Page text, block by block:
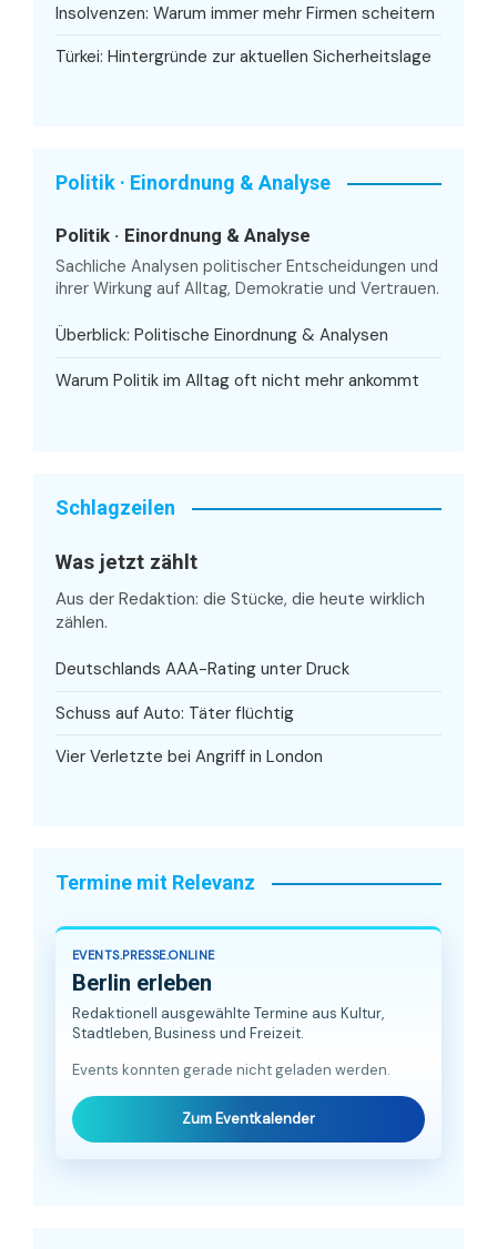
Insolvenzen: Warum immer mehr Firmen scheitern
Türkei: Hintergründe zur aktuellen Sicherheitslage
Politik · Einordnung & Analyse
Politik · Einordnung & Analyse
Sachliche Analysen politischer Entscheidungen und
ihrer Wirkung auf Alltag, Demokratie und Vertrauen.
Überblick: Politische Einordnung & Analysen
Warum Politik im Alltag oft nicht mehr ankommt
Schlagzeilen
Was jetzt zählt
Aus der Redaktion: die Stücke, die heute wirklich
zählen.
Deutschlands AAA-Rating unter Druck
Schuss auf Auto: Täter flüchtig
Vier Verletzte bei Angriff in London
Termine mit Relevanz
EVENTS.PRESSE.ONLINE
Berlin erleben
Redaktionell ausgewählte Termine aus Kultur,
Stadtleben, Business und Freizeit.
Events konnten gerade nicht geladen werden.
Zum Eventkalender